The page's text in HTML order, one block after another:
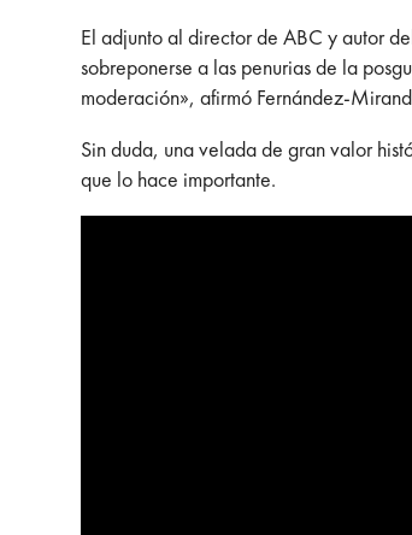
El adjunto al director de ABC y autor
sobreponerse a las penurias de la
moderación», afirmó Fernández-
Sin duda, una velada de gran valor
que lo hace importante.